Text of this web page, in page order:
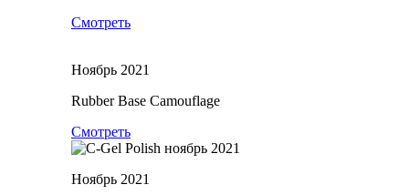
Смотреть
Ноябрь 2021
Rubber Base Camouflage
Смотреть
Ноябрь 2021